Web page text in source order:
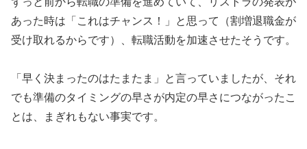
あった時は「これはチャンス！」と思って（割増退職金が
受け取れるからです）、転職活動を加速させたそうです。
「早く決まったのはたまたま」と言っていましたが、それ
でも準備のタイミングの早さが内定の早さにつながったこ
とは、まぎれもない事実です。